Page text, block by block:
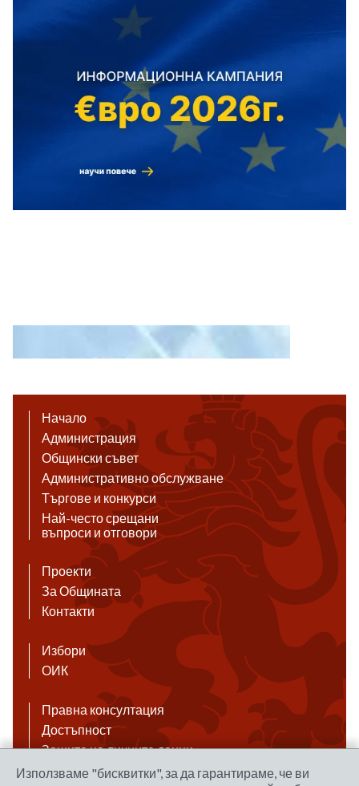
Начало
Администрация
Общински съвет
Административно обслужване
Търгове и конкурси
Най-често срещани
въпроси и отговори
Проекти
За Общината
Контакти
Избори
ОИК
Правна консултация
Достъпност
Защита на личните данни
Антикорупция
Използваме "бисквитки", за да гарантираме, че ви